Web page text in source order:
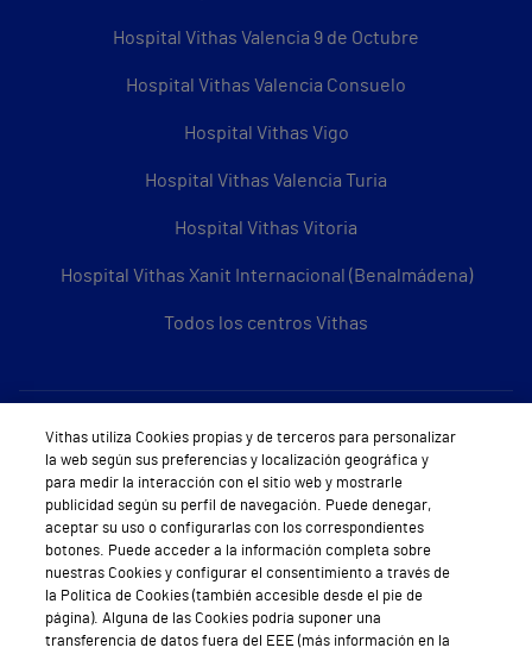
Hospital Vithas Valencia 9 de Octubre
Hospital Vithas Valencia Consuelo
Hospital Vithas Vigo
Hospital Vithas Valencia Turia
Hospital Vithas Vitoria
Hospital Vithas Xanit Internacional (Benalmádena)
Todos los centros Vithas
Sobre Vithas
Quiénes somos
Trabajar en Vithas
Teléfono Cita Médica
Teléfono Atención al Cliente
Vithas utiliza Cookies propias y de terceros para personalizar
la web según sus preferencias y localización geográfica y
para medir la interacción con el sitio web y mostrarle
publicidad según su perfil de navegación. Puede denegar,
aceptar su uso o configurarlas con los correspondientes
botones. Puede acceder a la información completa sobre
nuestras Cookies y configurar el consentimiento a través de
la Política de Cookies (también accesible desde el pie de
página). Alguna de las Cookies podría suponer una
transferencia de datos fuera del EEE (más información en la